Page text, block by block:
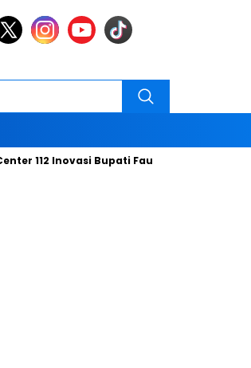
112 Inovasi Bupati Fauzi Hari ini